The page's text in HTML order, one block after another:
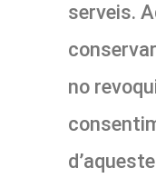
serveis.
no